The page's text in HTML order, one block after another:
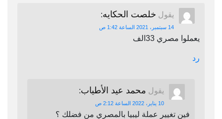
يقول خلصت الحكايه:
14 سبتمبر، 2021 الساعة 1:42 ص
يعملوا مصري 33الف
رد
يقول محمد عيد الأطياب:
10 يناير، 2022 الساعة 2:12 ص
فين تغيير عملة ليبيا بالمصري من فضلك ؟